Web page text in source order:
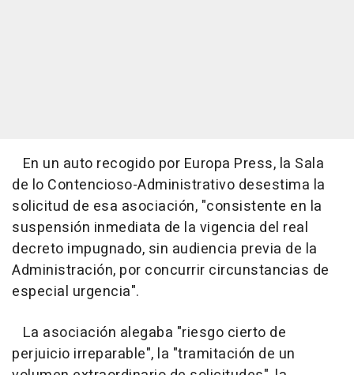
En un auto recogido por Europa Press, la Sala
de lo Contencioso-Administrativo desestima la
solicitud de esa asociación, "consistente en la
suspensión inmediata de la vigencia del real
decreto impugnado, sin audiencia previa de la
Administración, por concurrir circunstancias de
especial urgencia".
La asociación alegaba "riesgo cierto de
perjuicio irreparable", la "tramitación de un